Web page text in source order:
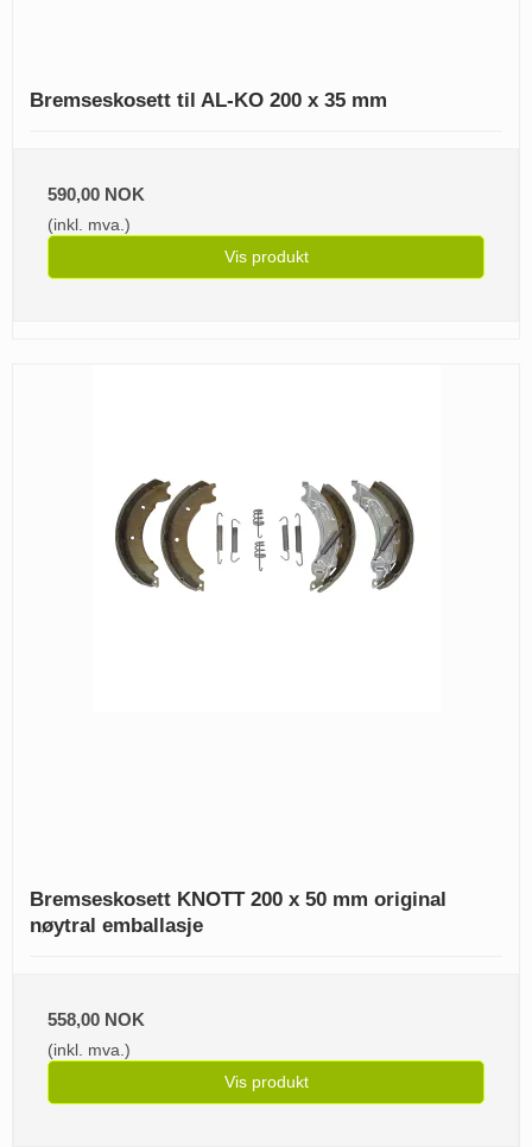
Bremseskosett til AL-KO 200 x 35 mm
590,00 NOK
(inkl. mva.)
Vis produkt
Bremseskosett KNOTT 200 x 50 mm original
nøytral emballasje
558,00 NOK
(inkl. mva.)
Vis produkt